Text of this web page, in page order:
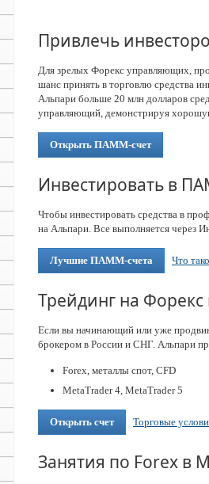
Привлечь
Для зрелых Форекс управляющих,
шанс принять в торговлю средства
Альпари больше 20 млн долларов
управляющий, демонстрируя
Открыть ПАММ-счет
Инвестировать в
Чтобы инвестировать средства в
на Альпари. Все выполняется через
Лучшие ПАММ-счета Что
Трейдинг на
Если вы начинающий или уже
брокером в России и СНГ. Альпари
Forex, металлы спот, CFD
MetaTrader 4, MetaTrader 5
Открыть счет Торговые
Занятия по Forex в